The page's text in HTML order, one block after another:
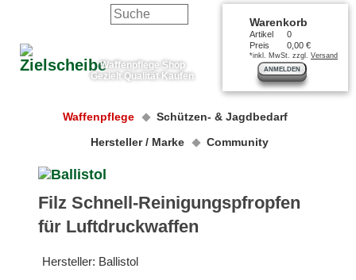
Waffenpflege Shop
Gezielt Qualität Kaufen
Warenkorb
Artikel
0
Preis
0,00 €
*inkl. MwSt. zzgl. Versand
ANMELDEN
Waffenpflege
Schützen- & Jagdbedarf
Hersteller / Marke
Community
Filz Schnell-Reinigungspfropfen
für Luftdruckwaffen
Hersteller: Ballistol